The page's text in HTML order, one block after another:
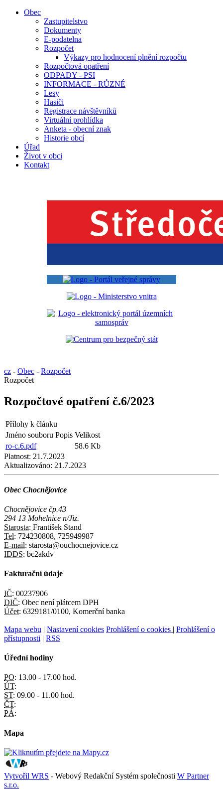
Obec
Zastupitelstvo
Dokumenty
E-podatelna
Rozpočet
Výkazy pro hodnocení plnění rozpočtu
Rozpočtová opatření
ODPADY - PSI
INFORMACE - RŮZNÉ
Lesy
Hasiči
Registrace návštěvníků
Virtuální prohlídka
Anketa - obecní znak
Historie obcí
Úřad
Život v obci
Kontakt
cz - Obec - Rozpočet
Rozpočet
Rozpočtové opatření č.6/2023
Přílohy k článku
Jméno souboru Popis Velikost
ro-c.6.pdf
58.6 Kb
Platnost: 21.7.2023
Aktualizováno: 21.7.2023
Obec Chocnějovice
Chocnějovice čp.43
294 13 Mohelnice n/Jiz.
Starosta: František Stand
Tel: 724230808, 725949987
E-mail: starosta@ouchocnejovice.cz
IDDS: bc2akdv
Fakturační údaje
IČ: 00237906
DIČ: Obec není plátcem DPH
Účet: 6329181/0100, Komerční banka
Mapa webu | Nastavení cookies Prohlášení o cookies | Prohlášení o
přístupnosti | RSS
Úřední hodiny
PO: 13.00 - 17.00 hod.
ÚT:
ST: 09.00 - 11.00 hod.
ČT:
PÁ:
Mapa
Vytvořil WRS - Webový Redakční Systém společnosti W Partner
s.r.o.